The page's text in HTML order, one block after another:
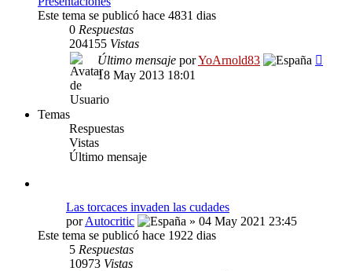
Este tema se publicó hace 4831 dias
0 Respuestas
204155 Vistas
Último mensaje porYoArnold83
18 May 2013 18:01
Temas
Respuestas
Vistas
Último mensaje
Las torcaces invaden las cudades
porAutocritic
» 04 May 2021 23:45
Este tema se publicó hace 1922 dias
5 Respuestas
10973 Vistas